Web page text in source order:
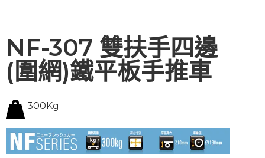
NF-307 雙扶手四邊
(圍網)鐵平板手推車
300Kg